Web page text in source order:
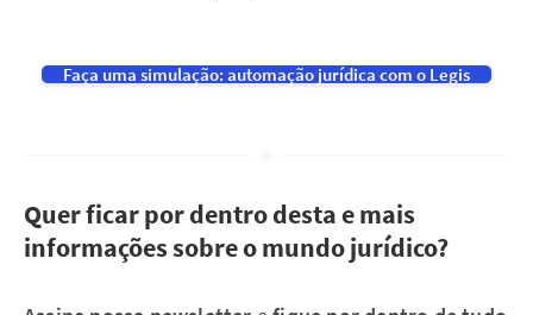
Faça uma simulação: automação jurídica com o Legis
Quer ficar por dentro desta e mais
informações sobre o mundo jurídico?